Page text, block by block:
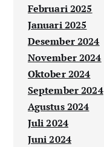
Februari 2025
Januari 2025
Desember 2024
November 2024
Oktober 2024
September 2024
Agustus 2024
Juli 2024
Juni 2024